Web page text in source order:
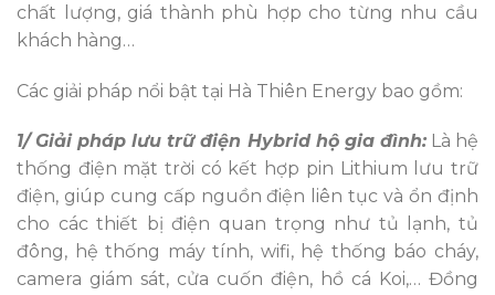
chất lượng, giá thành phù hợp cho từng nhu cầu
khách hàng…
Các giải pháp nổi bật tại Hà Thiên Energy bao gồm:
1/ Giải pháp lưu trữ điện Hybrid hộ gia đình:Là hệ
thống điện mặt trời có kết hợp pin Lithium lưu trữ
điện, giúp cung cấp nguồn điện liên tục và ổn định
cho các thiết bị điện quan trọng như tủ lạnh, tủ
đông, hệ thống máy tính, wifi, hệ thống báo cháy,
camera giám sát, cửa cuốn điện, hồ cá Koi,… Đồng